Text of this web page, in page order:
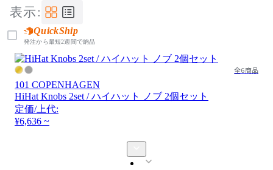
表示:
QuickShip
発注から最短2週間で納品
全6商品
101 COPENHAGEN
HiHat Knobs 2set / ハイハット ノブ 2個セット
定価/上代:
¥6,636 ~